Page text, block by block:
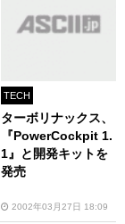
TECH
ターボリナックス、
『PowerCockpit 1.
1』と開発キットを
発売
2002年03月27日 18:09